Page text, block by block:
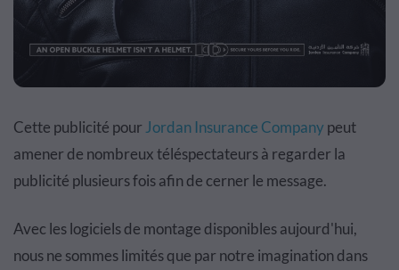
Cette publicité pourJordan Insurance Companypeut
amener de nombreux téléspectateurs à regarder la
publicité plusieurs fois afin de cerner le message.
Avec les logiciels de montage disponibles aujourd'hui,
nous ne sommes limités que par notre imagination dans